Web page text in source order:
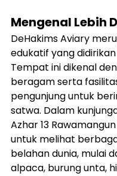
Mengenal Lebih
DeHakims Aviary
edukatif yang
Tempat ini dikenal
beragam serta
pengunjung untuk
satwa. Dalam
Azhar 13
untuk melihat
belahan dunia, mulai
alpaca, burung unta,